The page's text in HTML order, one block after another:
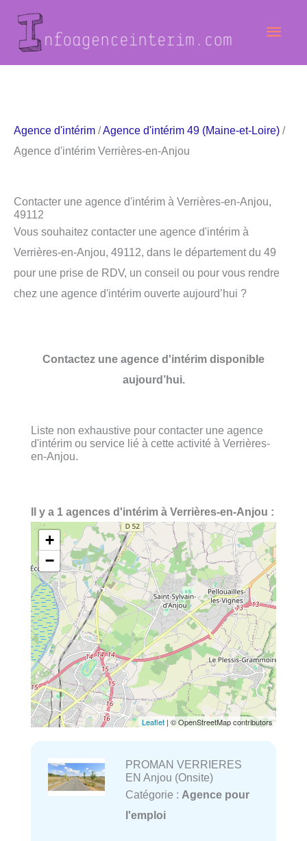
contenu
Agence d'intérim /Agence d'intérim 49 (Maine-et-Loire) /
Agence d'intérim Verrières-en-Anjou
Contacter une agence d'intérim à Verrières-en-Anjou,
49112
Vous souhaitez contacter une agence d'intérim à
Verrières-en-Anjou, 49112, dans le département du 49
pour une prise de RDV, un conseil ou pour vous rendre
chez une agence d'intérim ouverte aujourd’hui ?
Contactez une agence d'intérim disponible
aujourd’hui.
Liste non exhaustive pour contacter une agence
d'intérim ou service lié à cette activité à Verrières-
en-Anjou.
Il y a 1 agences d'intérim à Verrières-en-Anjou :
+
−
Leaflet | © OpenStreetMap contributors
PROMAN VERRIERES
EN Anjou (Onsite)
Catégorie : Agence pour
l'emploi